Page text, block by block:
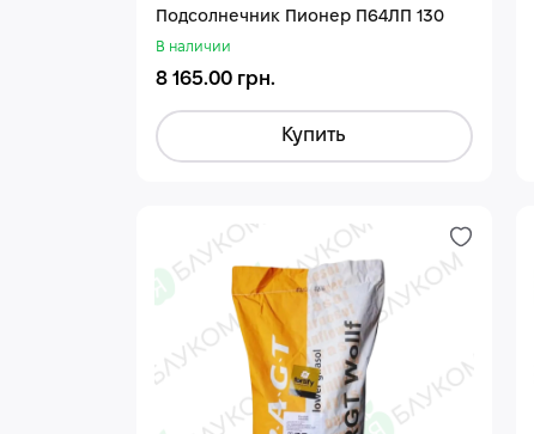
Подсолнечник Пионер П64ЛП 130
В наличии
8 165.00 грн.
Купить